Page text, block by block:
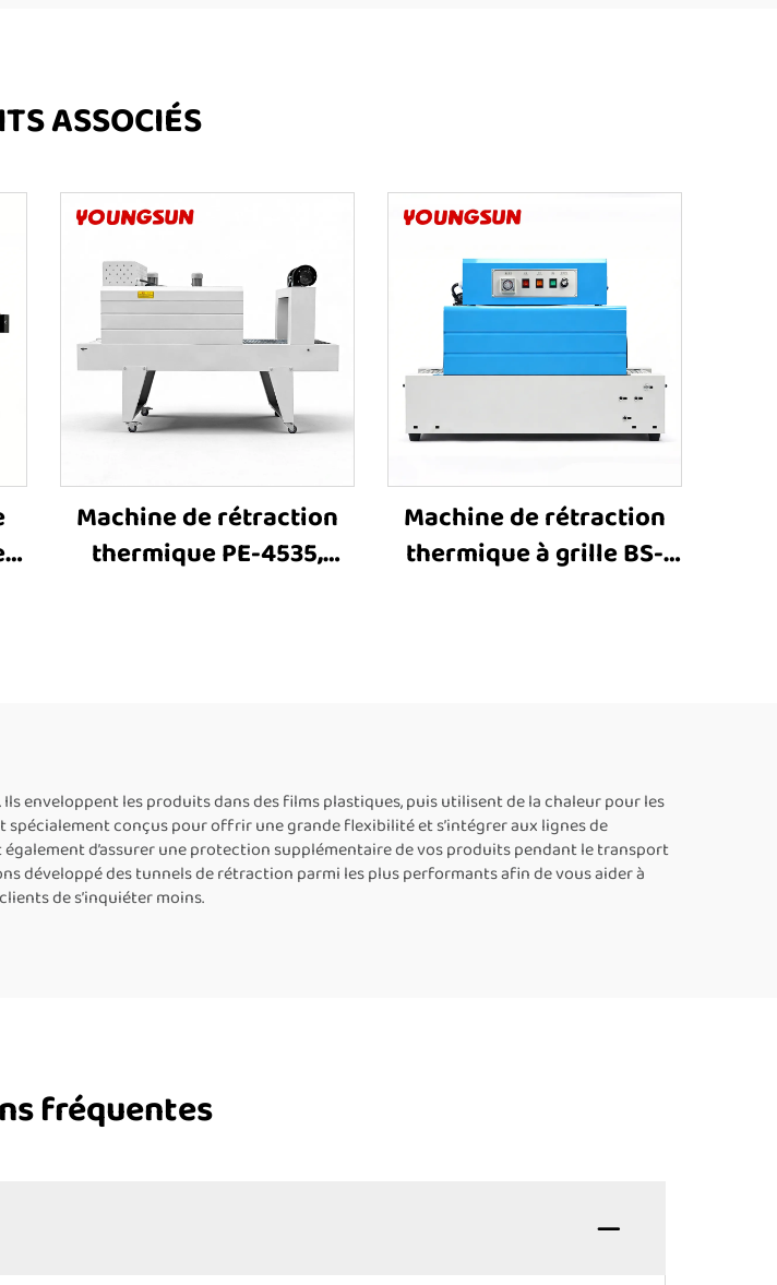
ASSOCIÉS
Machine de rétraction
thermique PE-4535,
d’emballage sous film
rétractable
Machine de rétraction
thermique à grille BS-
plastique rétractable
pour bouteilles
enveloppent les produits dans des films plastiques, puis utilisent de la chaleur pour les
conçus pour offrir une grande flexibilité et s’intégrer aux lignes de
d’assurer une protection supplémentaire de vos produits pendant le transport
développé des tunnels de rétraction parmi les plus performants afin de vous aider à
de s’inquiéter moins.
fréquentes